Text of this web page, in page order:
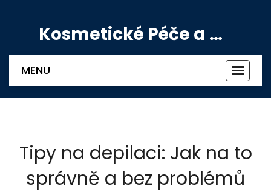
Kosmetické Péče a Výživové Doplňky
MENU
Tipy na depilaci: Jak na to
správně a bez problémů